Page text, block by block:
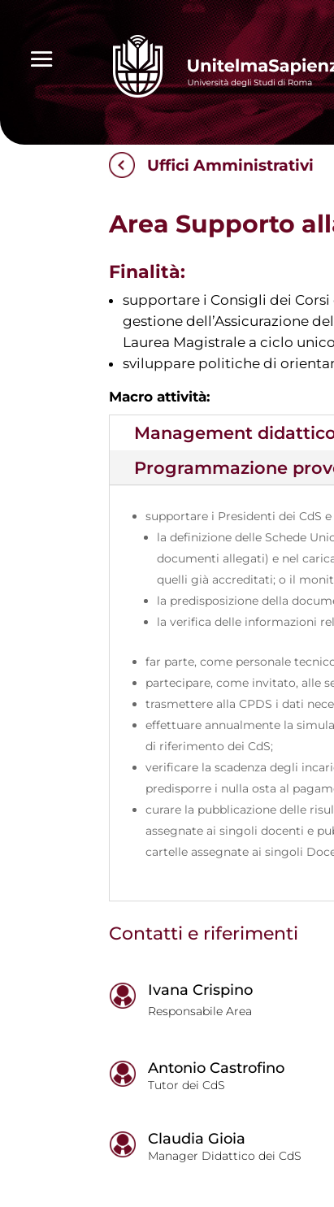
Uffici Amministrativi
Area Supporto
Finalità:
supportare i Consigli dei
gestione dell’Assicurazione
Laurea Magistrale a ciclo
sviluppare politiche di
Macro attività:
Management
Programmazione
supportare i Presidenti dei CdS e
la definizione delle Schede
documenti allegati) e nel
quelli già accreditati; o il
la predisposizione della
la verifica delle informazioni
far parte, come personale
partecipare, come invitato, alle
trasmettere alla CPDS i dati
effettuare annualmente la
di riferimento dei CdS;
verificare la scadenza degli
predisporre i nulla osta al
curare la pubblicazione delle
assegnate ai singoli docenti e
cartelle assegnate ai singoli
Contatti e riferimenti
Ivana Crispino
Responsabile Area
Antonio Castrofino
Tutor dei CdS
Claudia Gioia
Manager Didattico dei CdS